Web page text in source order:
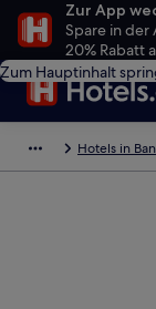
Zur App
Spare in der
20% Rabatt
Zum Hauptinhalt
Hotels in